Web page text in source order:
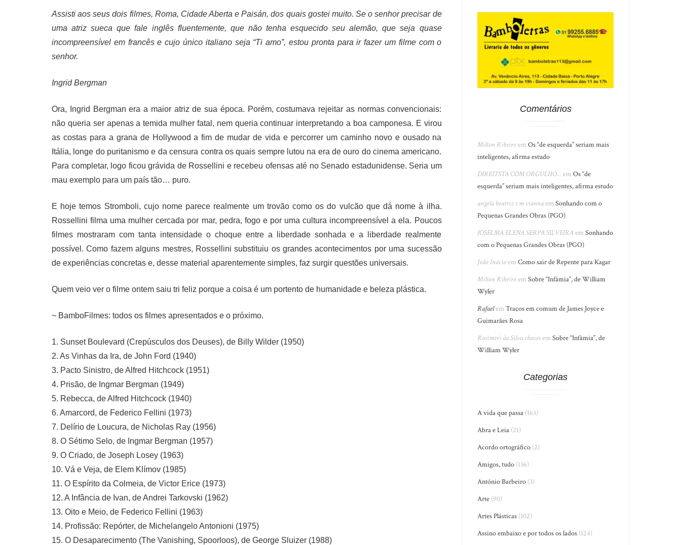
Assisti aos seus dois filmes, Roma, Cidade Aberta e Paisán, dos quais gostei muito. Se o senhor precisar de
uma atriz sueca que fale inglês fluentemente, que não tenha esquecido seu alemão, que seja quase
incompreensível em francês e cujo único italiano seja “Ti amo”, estou pronta para ir fazer um filme com o
senhor.
Ingrid Bergman
Ora, Ingrid Bergman era a maior atriz de sua época. Porém, costumava rejeitar as normas convencionais:
não queria ser apenas a temida mulher fatal, nem queria continuar interpretando a boa camponesa. E virou
as costas para a grana de Hollywood a fim de mudar de vida e percorrer um caminho novo e ousado na
Itália, longe do puritanismo e da censura contra os quais sempre lutou na era de ouro do cinema americano.
Para completar, logo ficou grávida de Rossellini e recebeu ofensas até no Senado estadunidense. Seria um
mau exemplo para um país tão… puro.
E hoje temos Stromboli, cujo nome parece realmente um trovão como os do vulcão que dá nome à ilha.
Rossellini filma uma mulher cercada por mar, pedra, fogo e por uma cultura incompreensível a ela. Poucos
filmes mostraram com tanta intensidade o choque entre a liberdade sonhada e a liberdade realmente
possível. Como fazem alguns mestres, Rossellini substituiu os grandes acontecimentos por uma sucessão
de experiências concretas e, desse material aparentemente simples, faz surgir questões universais.
Quem veio ver o filme ontem saiu tri feliz porque a coisa é um portento de humanidade e beleza plástica.
~ BamboFilmes: todos os filmes apresentados e o próximo.
1. Sunset Boulevard (Crepúsculos dos Deuses), de Billy Wilder (1950)
2. As Vinhas da Ira, de John Ford (1940)
3. Pacto Sinistro, de Alfred Hitchcock (1951)
4. Prisão, de Ingmar Bergman (1949)
5. Rebecca, de Alfred Hitchcock (1940)
6. Amarcord, de Federico Fellini (1973)
7. Delírio de Loucura, de Nicholas Ray (1956)
8. O Sétimo Selo, de Ingmar Bergman (1957)
9. O Criado, de Joseph Losey (1963)
10. Vá e Veja, de Elem Klímov (1985)
11. O Espírito da Colmeia, de Victor Erice (1973)
12. A Infância de Ivan, de Andrei Tarkovski (1962)
13. Oito e Meio, de Federico Fellini (1963)
14. Profissão: Repórter, de Michelangelo Antonioni (1975)
15. O Desaparecimento (The Vanishing, Spoorloos), de George Sluizer (1988)
Comentários
Milton RibeiroemOs “de esquerda” seriam mais
inteligentes, afirma estudo
DIREITSTA COM ORGULHO... emOs “de
esquerda” seriam mais inteligentes, afirma estudo
angela beatriz s m viannaemSonhando com o
Pequenas Grandes Obras (PGO)
JOSELMA ELENA SERPA SILVEIRAemSonhando
com o Pequenas Grandes Obras (PGO)
João InácioemComo sair de Repente para Kagar
Milton RibeiroemSobre “Infâmia”, de William
Wyler
RafaelemTraços em comum de James Joyce e
Guimarães Rosa
Rosimeri da Silva chavesemSobre “Infâmia”, de
William Wyler
Categorias
A vida que passa (163)
Abra e Leia (21)
Acordo ortográfico (2)
Amigos, tudo (136)
António Barbeiro (3)
Arte (90)
Artes Plásticas (102)
Assino embaixo e por todos os lados (124)